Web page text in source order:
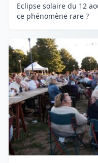
Eclipse solaire du 12
ce phénomène rare ?